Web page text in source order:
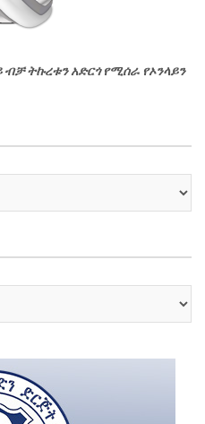
ትኩረቱን አድርጎ የሚሰራ የኦንላይን